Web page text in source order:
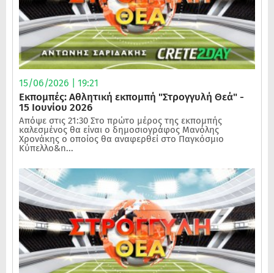
15/06/2026 | 19:21
Εκπομπές: Αθλητική εκπομπή "Στρογγυλή Θεά" -
15 Ιουνίου 2026
Απόψε στις 21:30 Στο πρώτο μέρος της εκπομπής
καλεσμένος θα είναι ο δημοσιογράφος Μανόλης
Χρονάκης ο οποίος θα αναφερθεί στο Παγκόσμιο
Κύπελλο&n...